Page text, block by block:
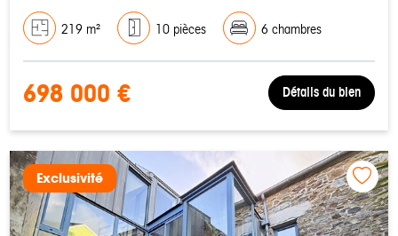
219 m² 10 pièces 6 chambres
698 000 € Détails du bien
Exclusivité